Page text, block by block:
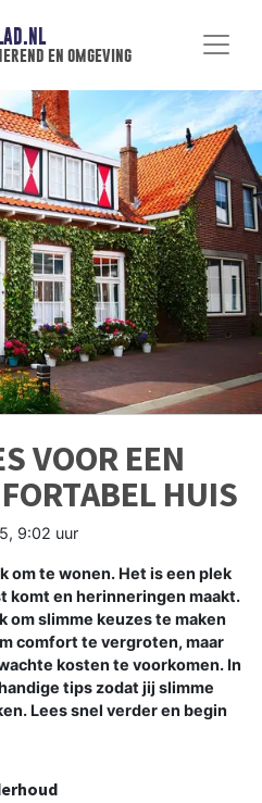
en omgeving
VOOR EEN
HUIS
9:02 uur
om te wonen. Het is een plek
komt en herinneringen maakt.
om slimme keuzes te maken
comfort te vergroten, maar
kosten te voorkomen. In
tips zodat jij slimme
Lees snel verder en begin